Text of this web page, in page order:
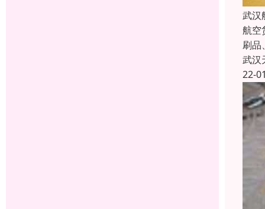
武汉
航空
刷品
武汉
22-